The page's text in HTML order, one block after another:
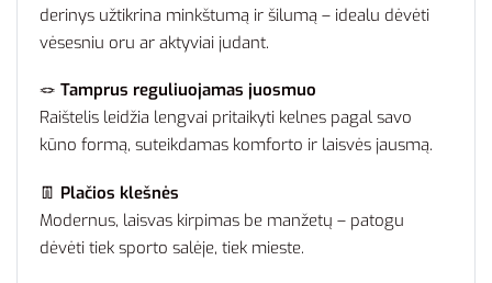
derinys užtikrina minkštumą ir šilumą – idealu dėvėti
vėsesniu oru ar aktyviai judant.
🪢 Tamprus reguliuojamas juosmuo
Raištelis leidžia lengvai pritaikyti kelnes pagal savo
kūno formą, suteikdamas komforto ir laisvės jausmą.
👖 Plačios klešnės
Modernus, laisvas kirpimas be manžetų – patogu
dėvėti tiek sporto salėje, tiek mieste.